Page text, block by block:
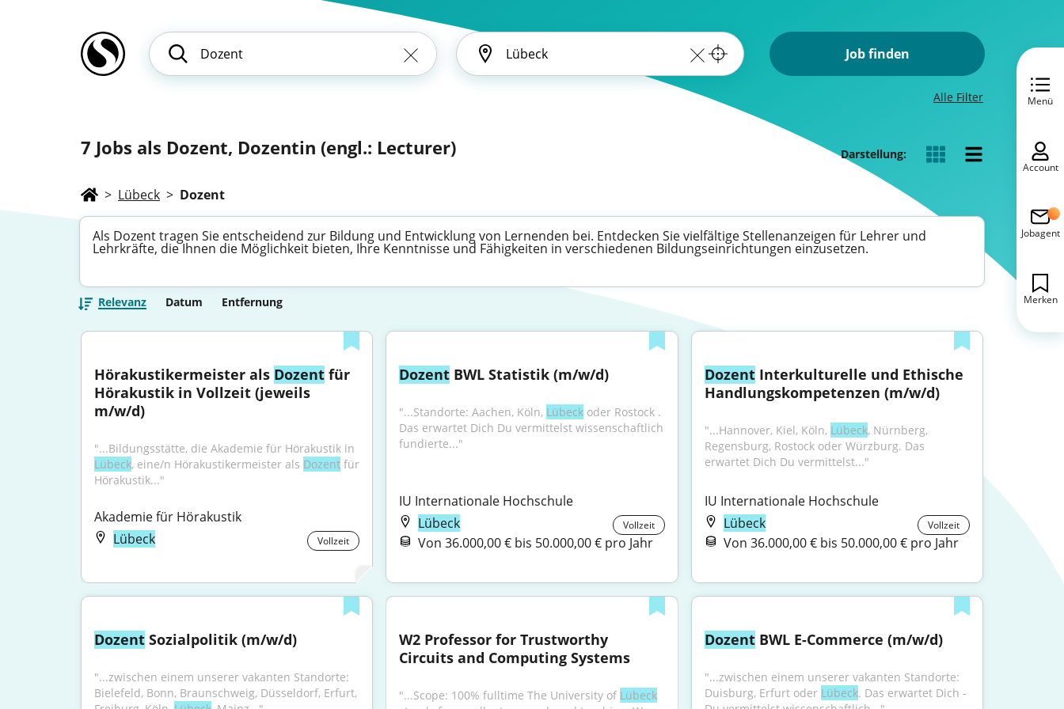
Job finden
Alle Filter
7 Jobs als Dozent, Dozentin (engl.: Lecturer) Darstellung:
> Lübeck > Dozent
Als Dozent tragen Sie entscheidend zur Bildung und Entwicklung von Lernenden bei. Entdecken Sie vielfältige Stellenanzeigen für Lehrer und
Lehrkräfte, die Ihnen die Möglichkeit bieten, Ihre Kenntnisse und Fähigkeiten in verschiedenen Bildungseinrichtungen einzusetzen.
Relevanz Datum Entfernung
Hörakustikermeister als Dozent für
Hörakustik in Vollzeit (jeweils
m/w/d)
Lübeck, eine/n Hörakustikermeister als Dozent für
Hörakustik..."
Akademie für Hörakustik
Lübeck
Vollzeit
Dozent BWL Statistik (m/w/d)
"...Standorte: Aachen, Köln, Lübeck oder Rostock .
Das erwartet Dich Du vermittelst wissenschaftlich
fundierte..."
IU Internationale Hochschule
Lübeck
Vollzeit
Von 36.000,00 € bis 50.000,00 € pro Jahr
Dozent Interkulturelle und Ethische
Handlungskompetenzen (m/w/d)
"...Hannover, Kiel, Köln, Lübeck, Nürnberg,
Regensburg, Rostock oder Würzburg. Das
erwartet Dich Du vermittelst..."
IU Internationale Hochschule
Lübeck
Vollzeit
Von 36.000,00 € bis 50.000,00 € pro Jahr
Dozent Sozialpolitik (m/w/d)
"...zwischen einem unserer vakanten Standorte:
Bielefeld, Bonn, Braunschweig, Düsseldorf, Erfurt,
W2 Professor for Trustworthy
Circuits and Computing Systems
"...Scope: 100% fulltime The University of Lübeck
Dozent BWL E-Commerce (m/w/d)
"...zwischen einem unserer vakanten Standorte:
Duisburg, Erfurt oder Lübeck. Das erwartet Dich -
Menü
Account
Jobagent
Merken